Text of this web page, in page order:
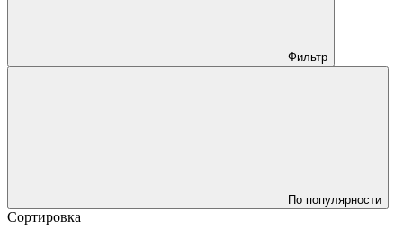
Фильтр
По популярности
Сортировка